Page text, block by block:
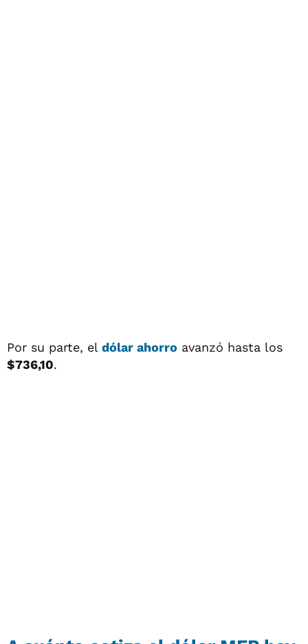
Por su parte, el dólar ahorro avanzó hasta los
$736,10.